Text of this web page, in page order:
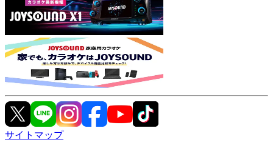
サイトマップ